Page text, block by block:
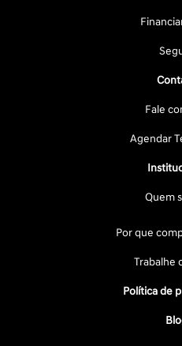
Fale
Agendar
Quem
Por que
Trabalhe
Política de